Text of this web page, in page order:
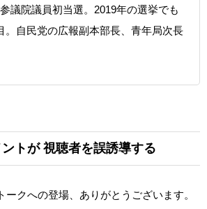
議院議員初当選。2019年の選挙でも
。自民党の広報副本部長、青年局次長
トが視聴者を誤誘導する
ークへの登場、ありがとうございます。